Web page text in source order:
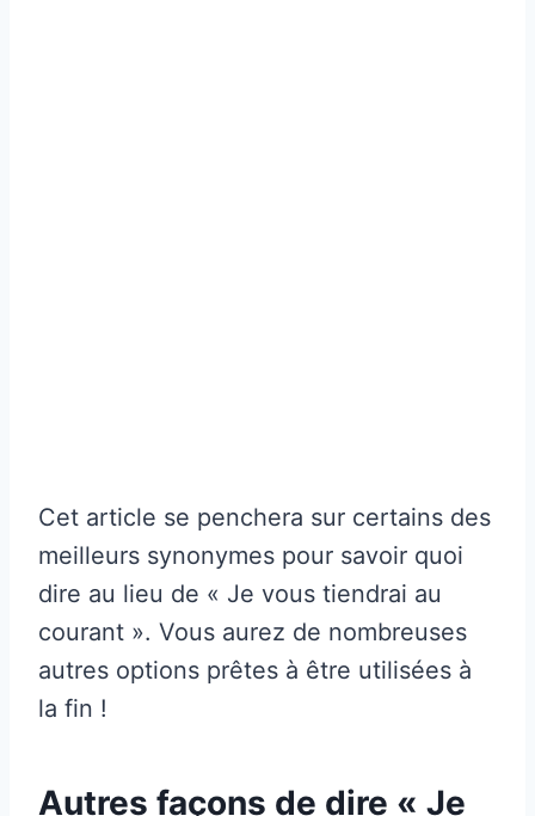
Cet article se penchera sur certains des
meilleurs synonymes pour savoir quoi
dire au lieu de « Je vous tiendrai au
courant ». Vous aurez de nombreuses
autres options prêtes à être utilisées à
la fin !
Autres façons de dire « Je